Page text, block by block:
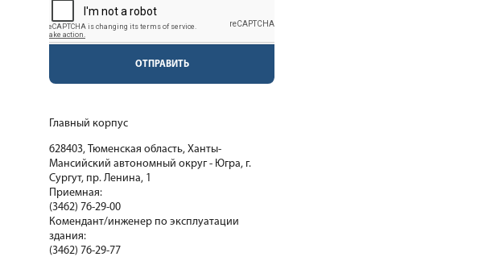
ОТПРАВИТЬ
Главный корпус
628403, Тюменская область, Ханты-
Мансийский автономный округ - Югра, г.
Сургут, пр. Ленина, 1
Приемная:
(3462) 76-29-00
Комендант/инженер по эксплуатации
здания:
(3462) 76-29-77